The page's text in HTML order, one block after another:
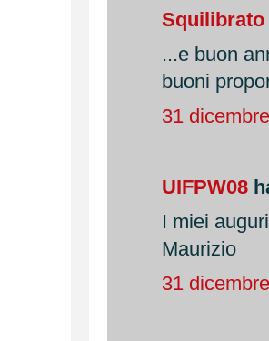
Squilibrato
...e buon
buoni
31
UIFPW08
I miei
Maurizio
31